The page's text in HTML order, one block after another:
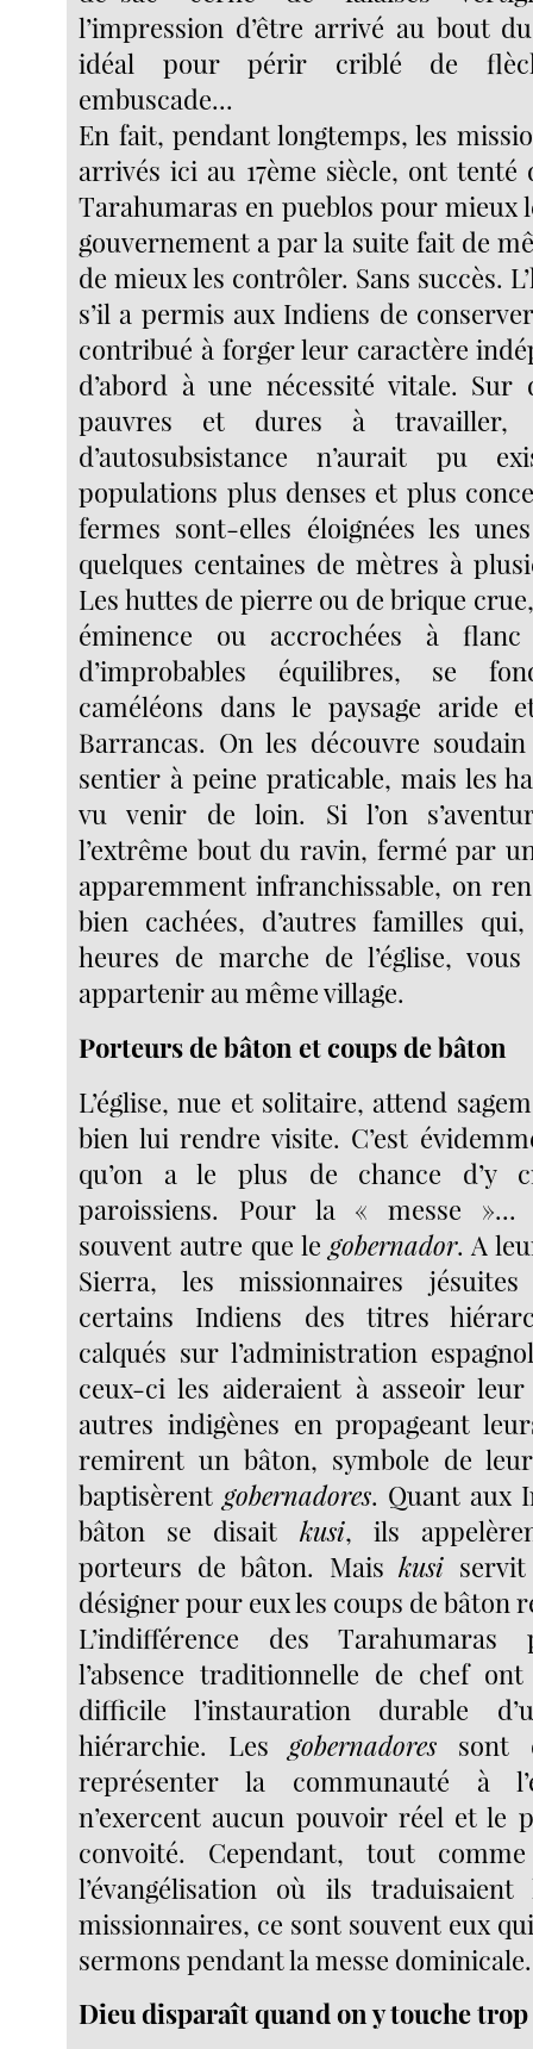
l’impression d’être arrivé au bout
idéal pour périr criblé de
embuscade...
En fait, pendant longtemps, les
arrivés ici au 17ème siècle, ont tenté
Tarahumaras en pueblos pour mieux
gouvernement a par la suite fait de
de mieux les contrôler. Sans succès.
s’il a permis aux Indiens de
contribué à forger leur caractère
d’abord à une nécessité vitale. Sur
pauvres et dures à travailler,
d’autosubsistance n’aurait pu
populations plus denses et plus
fermes sont-elles éloignées les
quelques centaines de mètres à
Les huttes de pierre ou de brique
éminence ou accrochées à
d’improbables équilibres, se
caméléons dans le paysage aride
Barrancas. On les découvre
sentier à peine praticable, mais les
vu venir de loin. Si l’on
l’extrême bout du ravin, fermé par
apparemment infranchissable, on
bien cachées, d’autres familles
heures de marche de l’église,
appartenir au même village.
Porteurs de bâton et coups de bâton
L’église, nue et solitaire, attend
bien lui rendre visite. C’est
qu’on a le plus de chance d’y
paroissiens. Pour la « messe »...
souvent autre que le gobernador. A
Sierra, les missionnaires
certains Indiens des titres
calqués sur l’administration
ceux-ci les aideraient à asseoir
autres indigènes en propageant
remirent un bâton, symbole de
baptisèrent gobernadores. Quant aux
bâton se disait kusi, ils
porteurs de bâton. Maiskusi
désigner pour eux les coups de bâton
L’indifférence des Tarahumaras
l’absence traditionnelle de chef
difficile l’instauration durable
hiérarchie. Les gobernadores sont
représenter la communauté à
n’exercent aucun pouvoir réel et le
convoité. Cependant, tout
l’évangélisation où ils
missionnaires, ce sont souvent eux
sermons pendant la messe dominicale.
Dieu disparaît quand on y touche trop